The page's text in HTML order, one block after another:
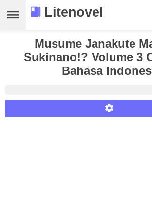
Litenovel
Daftar Novel
Tamat
Musume Janakute
Sukinano!? Volume 3
Bahasa